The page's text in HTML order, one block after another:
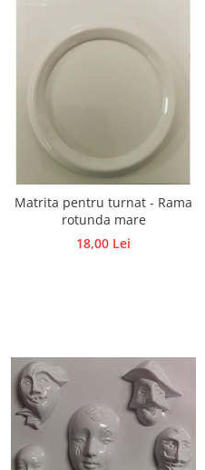
Matrita pentru turnat - Rama
rotunda mare
18,00 Lei